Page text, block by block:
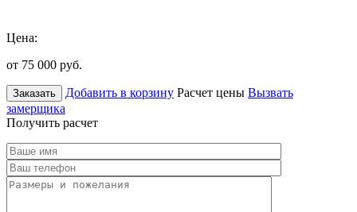
Цена:
от 75 000 руб.
Заказать Добавить в корзину Расчет цены Вызвать
замерщика
Получить расчет